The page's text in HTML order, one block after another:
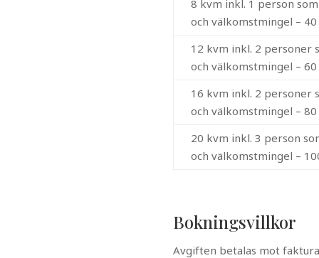
8 kvm inkl. 1 person
och välkomstmingel –
12 kvm inkl. 2 personer
och välkomstmingel –
16 kvm inkl. 2 personer
och välkomstmingel –
20 kvm inkl. 3 person
och välkomstmingel –
Bokningsvillkor
Avgiften betalas mot